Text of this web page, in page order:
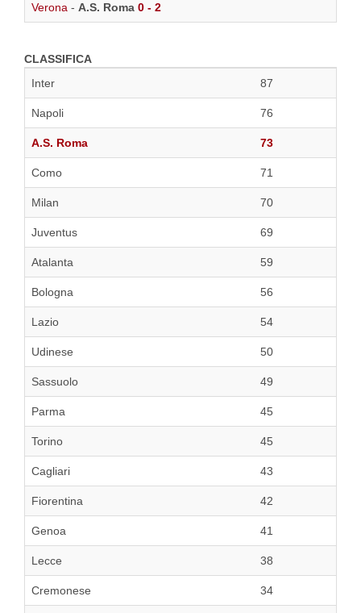
Verona - A.S. Roma 0 - 2
CLASSIFICA
Inter
87
Napoli 76
A.S. Roma 73
Como 71
Milan 70
Juventus 69
Atalanta 59
Bologna 56
Lazio 54
Udinese 50
Sassuolo 49
Parma 45
Torino 45
Cagliari 43
Fiorentina 42
Genoa 41
Lecce 38
Cremonese 34